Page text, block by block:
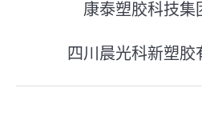
上
一
篇
文
康泰塑胶科技集
下
一
四川晨光科新塑胶